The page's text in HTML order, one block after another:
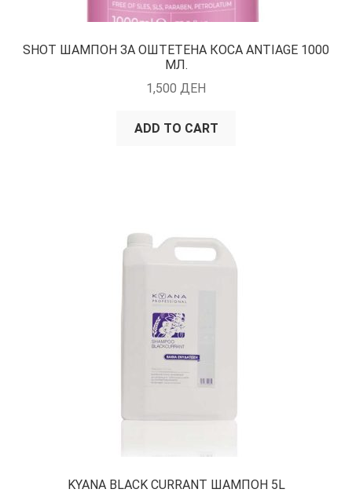
SHOT ШАМПОН ЗА ОШТЕТЕНА КОСА ANTIAGE 1000
МЛ.
1,500 ДЕН
ADD TO CART
KYANA BLACK CURRANT ШАМПОН 5L